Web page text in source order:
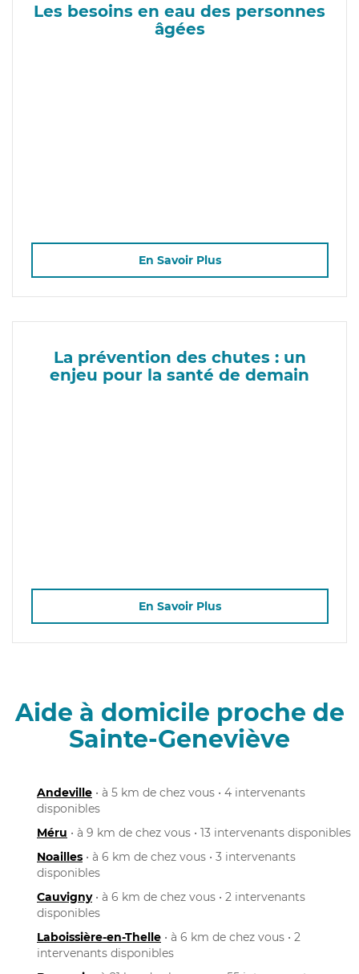
Les besoins en eau des personnes
âgées
En Savoir Plus
La prévention des chutes : un
enjeu pour la santé de demain
En Savoir Plus
Aide à domicile proche de
Sainte-Geneviève
Andeville • à 5 km de chez vous • 4 intervenants
disponibles
Méru • à 9 km de chez vous • 13 intervenants disponibles
Noailles • à 6 km de chez vous • 3 intervenants
disponibles
Cauvigny• à 6 km de chez vous • 2 intervenants
disponibles
Laboissière-en-Thelle • à 6 km de chez vous • 2
intervenants disponibles